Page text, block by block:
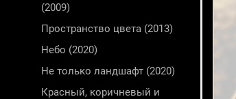
(2009)
Пространство цвета (2013)
Небо (2020)
Не только ландшафт (2020)
Красный, коричневый и